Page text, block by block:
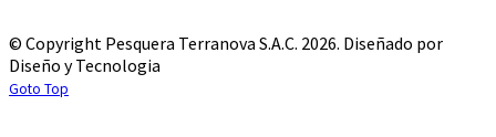
© Copyright Pesquera Terranova S.A.C. 2026. Diseñado por
Diseño y Tecnologia
Goto Top